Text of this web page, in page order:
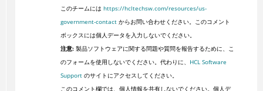
このチームには https://hcltechsw.com/resources/us-
government-contactからお問い合わせください。このコメント
ボックスには個人データを入力しないでください。
注意:製品ソフトウェアに関する問題や質問を報告するために、こ
のフォームを使用しないでください。代わりに、 HCL Software
Supportのサイトにアクセスしてください。
このコメント欄では、個人情報を共有しないでください。個人デ